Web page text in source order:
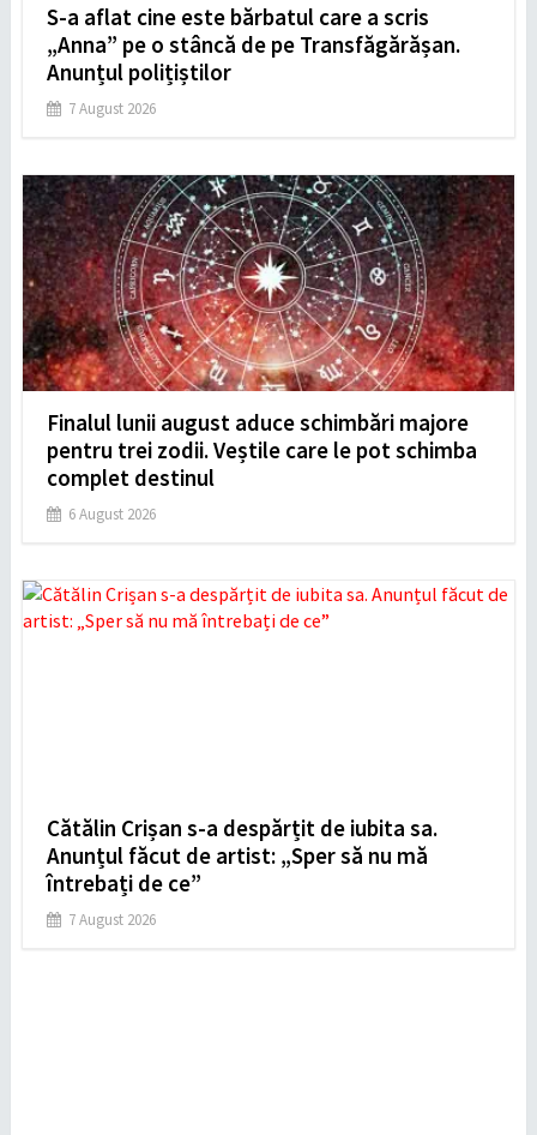
S-a aflat cine este bărbatul care a scris
„Anna” pe o stâncă de pe Transfăgărășan.
Anunțul polițiștilor
7 August 2026
Finalul lunii august aduce schimbări majore
pentru trei zodii. Veștile care le pot schimba
complet destinul
6 August 2026
Cătălin Crișan s-a despărțit de iubita sa.
Anunțul făcut de artist: „Sper să nu mă
întrebați de ce”
7 August 2026